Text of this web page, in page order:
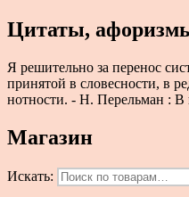
Цитаты,
Я решительно за перенос
принятой в словесности, в
нотности. - Н. Перельман : В
Магазин
Искать: